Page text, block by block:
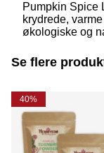
Pumpkin Spice
krydrede,
økologiske og
"gresskarlatte"
oss dykke ned i
Se flere
40%